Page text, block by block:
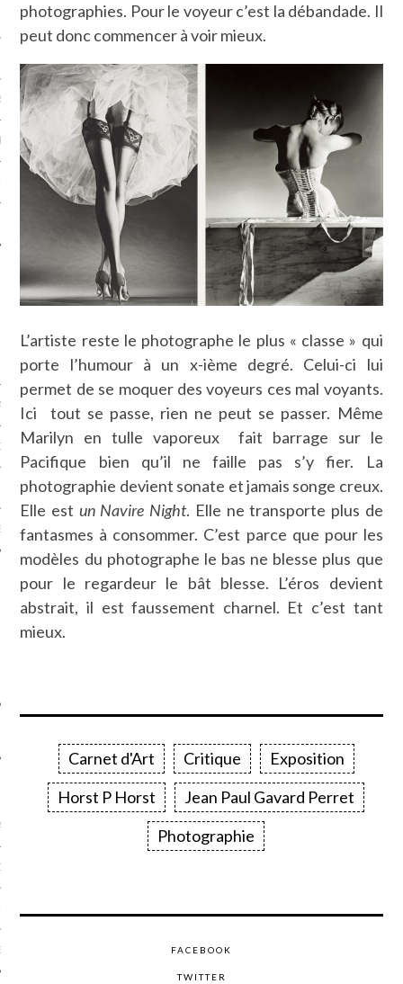
CARAVELLE
PODCAST
SUIVEZ-NOUS
CARAVELLE
CARAVELLE
PODCAST
photographies. Pour le voyeur c’est la débandade. Il
peut donc commencer à voir mieux.
L’artiste reste le photographe le plus « classe » qui
porte l’humour à un x-ième degré. Celui-ci lui
permet de se moquer des voyeurs ces mal voyants.
Ici tout se passe, rien ne peut se passer. Même
Marilyn en tulle vaporeux fait barrage sur le
Pacifique bien qu’il ne faille pas s’y fier. La
photographie devient sonate et jamais songe creux.
Elle est un Navire Night. Elle ne transporte plus de
fantasmes à consommer. C’est parce que pour les
modèles du photographe le bas ne blesse plus que
pour le regardeur le bât blesse. L’éros devient
abstrait, il est faussement charnel. Et c’est tant
mieux.
Carnet d'Art Critique
Exposition
Horst P Horst
Jean Paul Gavard Perret
Photographie
FACEBOOK
TWITTER